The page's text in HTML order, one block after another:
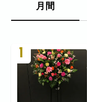
月間
1